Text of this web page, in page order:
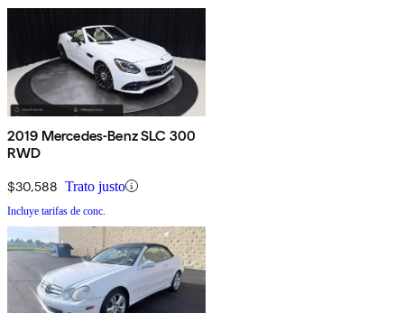
2019 Mercedes-Benz SLC 300
RWD
$30,588 Trato justo
Incluye tarifas de conc.